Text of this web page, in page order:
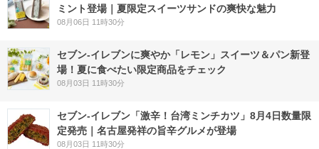
ミント登場｜夏限定スイーツサンドの爽快な魅力
08月06日 11時30分
セブン‐イレブンに爽やか「レモン」スイーツ＆パン新登
場！夏に食べたい限定商品をチェック
08月03日 11時30分
セブン-イレブン「激辛！台湾ミンチカツ」8月4日数量限
定発売｜名古屋発祥の旨辛グルメが登場
08月03日 11時30分